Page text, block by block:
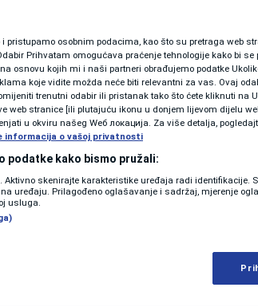
u gaming industriji
Microsoft: Xbox
hiljade radnika
pristupamo osobnim podacima, kao što su pretraga web
Prihvatam omogućava praćenje tehnologije kako bi se
osnovu kojih mi i naši partneri obrađujemo podatke
koje vidite možda neće biti relevantni za vas. Ovaj
trenutni odabir ili pristanak tako što ćete kliknuti na
web stranice [ili plutajuću ikonu u donjem lijevom dijelu
u okviru našeg Wеб локација. Za više detalja,
informacija o vašoj privatnosti
podatke kako bismo pružali:
Aktivno skenirajte karakteristike uređaja radi identifikacije.
uređaju. Prilagođeno oglašavanje i sadržaj, mjerenje
usluga.